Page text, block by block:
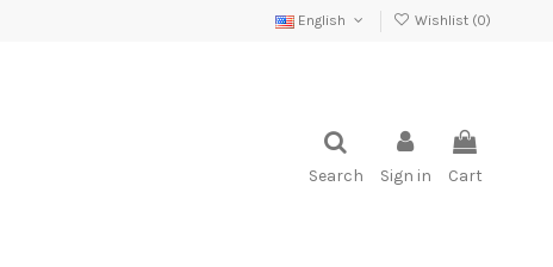
English Wishlist (0)
Search Sign in Cart